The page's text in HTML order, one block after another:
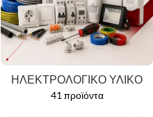
ΗΛΕΚΤΡΟΛΟΓΙΚΟ ΥΛΙΚΟ
41 προϊόντα